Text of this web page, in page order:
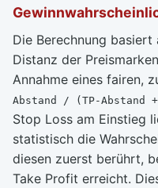
Die Berechnung
Distanz der
Annahme eines fairen,
Abstand / (TP-Abstand
Stop Loss am Einstieg
statistisch die
diesen zuerst berührt,
Take Profit erreicht.